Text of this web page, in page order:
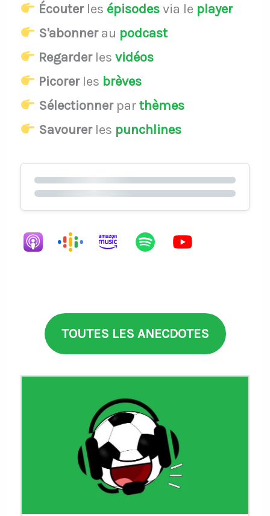
Écouterles épisodesvia le player
S'abonnerau podcast
Regarderles vidéos
Picorerles brèves
Sélectionnerparthèmes
Savourerles punchlines
TOUTES LES ANECDOTES